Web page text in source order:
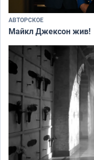
АВТОРСКОЕ
Майкл Джексон жив!